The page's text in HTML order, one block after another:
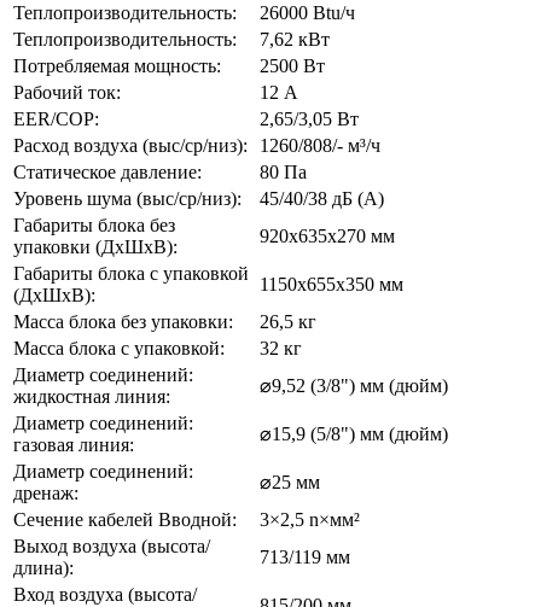
Теплопроизводительность:
26000 Btu/ч
Теплопроизводительность:
7,62 кВт
Потребляемая мощность:
2500 Вт
Рабочий ток:
12 А
EER/COP:
2,65/3,05 Вт
Расход воздуха (выс/ср/низ):
1260/808/- м³/ч
Статическое давление:
80 Па
Уровень шума (выс/ср/низ):
45/40/38 дБ (А)
Габариты блока без
упаковки (ДхШхВ):
920x635x270 мм
Габариты блока с упаковкой
(ДхШхВ):
1150x655x350 мм
Масса блока без упаковки:
26,5 кг
Масса блока с упаковкой:
32 кг
Диаметр соединений:
жидкостная линия:
⌀9,52 (3/8") мм (дюйм)
Диаметр соединений:
газовая линия:
⌀15,9 (5/8") мм (дюйм)
Диаметр соединений:
дренаж:
⌀25 мм
Сечение кабелей Вводной:
3×2,5 n×мм²
Выход воздуха (высота/
длина):
713/119 мм
Вход воздуха (высота/